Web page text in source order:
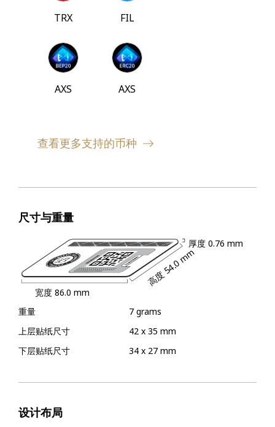
TRX FIL
AXS AXS
查看更多支持的币种
尺寸与重量
宽度 86.0 mm
高度
54.0 mm
厚度0.76 mm
重量
上层贴纸尺寸
下层贴纸尺寸
7 grams
42 x 35 mm
34 x 27 mm
设计布局